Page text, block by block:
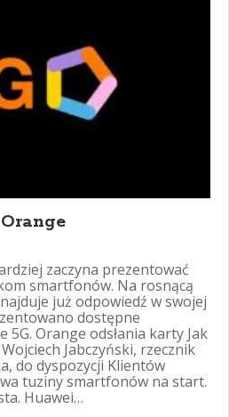
zaczyna prezentować
smartfonów. Na rosnącą
już odpowiedź w swojej
dostępne
5G. Orange odsłania karty Jak
Jabczyński, rzecznik
do dyspozycji Klientów
tuziny smartfonów na start.
Huawei…